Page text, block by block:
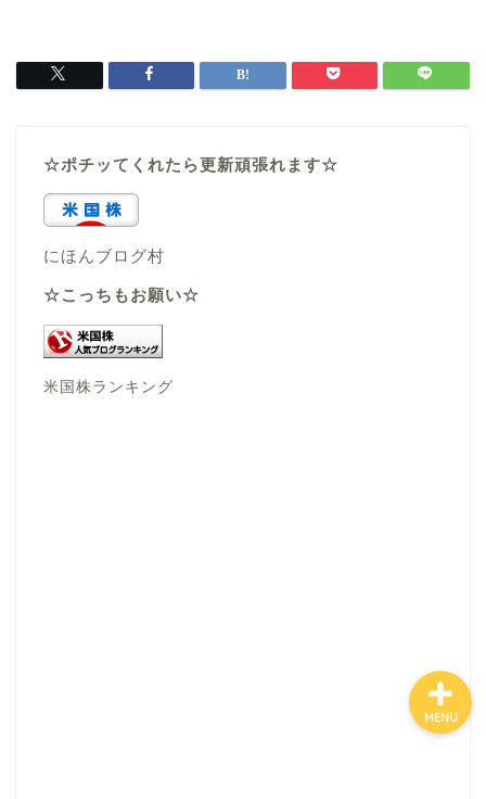
☆ポチッてくれたら更新頑張れます☆
にほんブログ村
☆こっちもお願い☆
米国株ランキング
MENU